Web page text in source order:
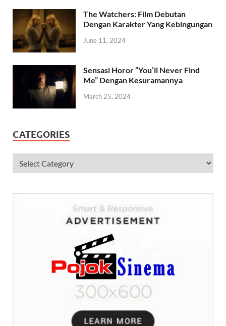
The Watchers: Film Debutan
Dengan Karakter Yang Kebingungan
June 11, 2024
Sensasi Horor “You’ll Never Find
Me” Dengan Kesuramannya
March 25, 2024
CATEGORIES